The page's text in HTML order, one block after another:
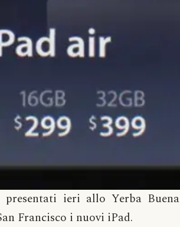
presentati ieri allo Yerba Buena
Francisco i nuovi iPad.